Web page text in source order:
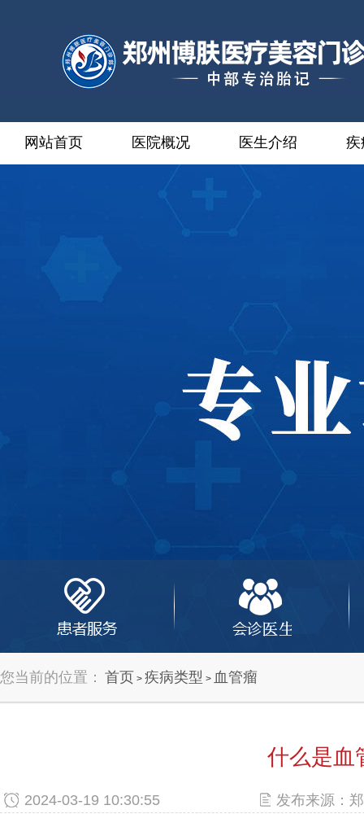
网站首页 医院概况 医生介绍 疾
您当前的位置： 首页 > 疾病类型 > 血管瘤
什么是血
2024-03-19 10:30:55 发布来源：